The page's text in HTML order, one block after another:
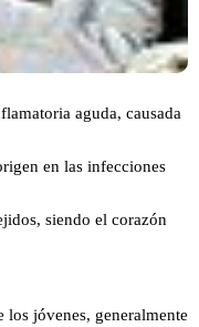
aguda, causada
en las infecciones
siendo el corazón
los jóvenes, generalmente